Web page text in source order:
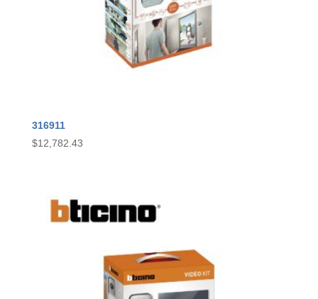
316911
$12,782.43